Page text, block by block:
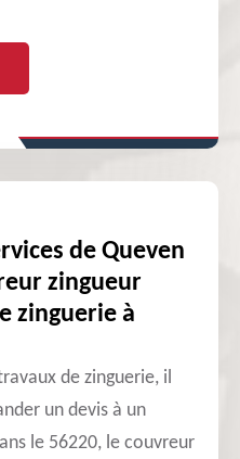
de Queven
zingueur
zinguerie à
de zinguerie, il
un devis à un
le 56220, le couvreur